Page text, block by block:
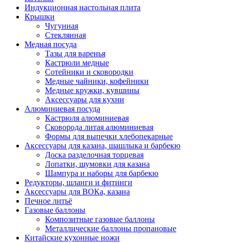
Индукционная настольная плита
Крышки
Чугунная
Стеклянная
Медная посуда
Тазы для варенья
Кастрюли медные
Сотейники и сковородки
Медные чайники, кофейники
Медные кружки, кувшины
Аксессуары для кухни
Алюминиевая посуда
Кастрюля алюминиевая
Сковорода литая алюминиевая
Формы для выпечки хлебопекарные
Аксессуары для казана, шашлыка и барбекю
Доска разделочная торцевая
Лопатки, шумовки для казана
Шампура и наборы для барбекю
Редукторы, шланги и фитинги
Аксессуары для ВОКа, казана
Печное литьё
Газовые баллоны
Композитные газовые баллоны
Металлические баллоны пропановые
Китайские кухонные ножи